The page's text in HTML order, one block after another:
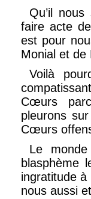
Qu’il
faire acte
est pour
Monial et de
Voilà
Cœurs
pleurons
Cœurs
Le
blasphème
ingratitude
nous aussi